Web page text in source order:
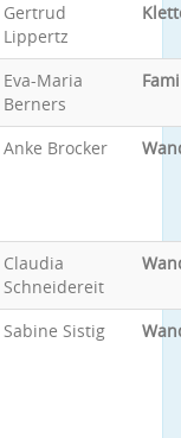
Gertrud
Lippertz
Eva-Maria
Berners
Anke Brocker
Claudia
Schneidereit
Sabine Sistig